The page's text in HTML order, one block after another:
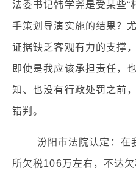
法委书记韩学尧是受某些“
手策划导演实施的结果？
证据缺乏客观有力的支撑
即使是我应该承担责任，
知、也没有行政处罚之前
错判。
汾阳市法院认定：在我
所欠税106万左右，不达